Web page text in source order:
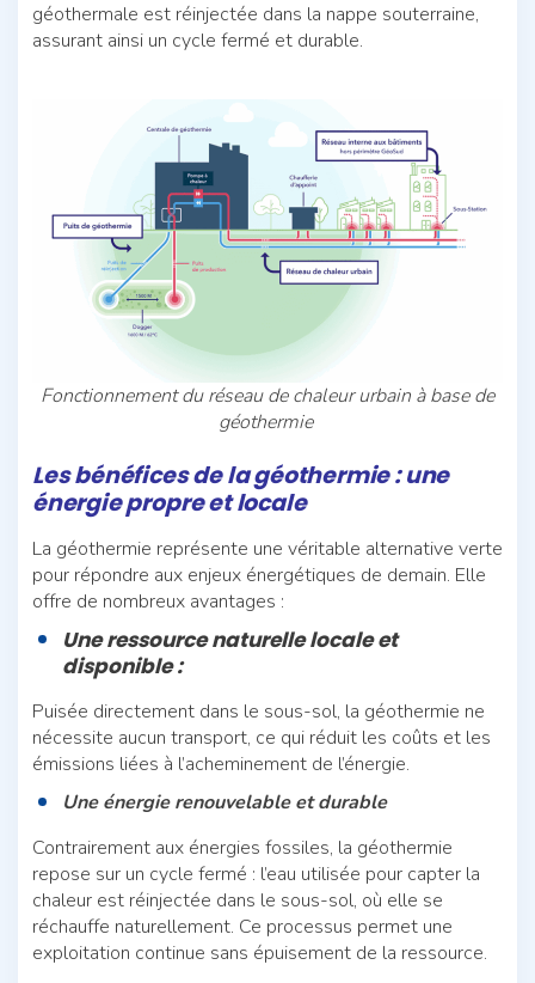
géothermale est réinjectée dans la nappe souterraine,
assurant ainsi un cycle fermé et durable.
Fonctionnement du réseau de chaleur urbain à base de
géothermie
Les bénéfices de la géothermie : une
énergie propre et locale
La géothermie représente une véritable alternative verte
pour répondre aux enjeux énergétiques de demain. Elle
offre de nombreux avantages :
Une ressource naturelle locale et
disponible :
Puisée directement dans le sous-sol, la géothermie ne
nécessite aucun transport, ce qui réduit les coûts et les
émissions liées à l’acheminement de l’énergie.
Une énergie renouvelable et durable
Contrairement aux énergies fossiles, la géothermie
repose sur un cycle fermé : l’eau utilisée pour capter la
chaleur est réinjectée dans le sous-sol, où elle se
réchauffe naturellement. Ce processus permet une
exploitation continue sans épuisement de la ressource.